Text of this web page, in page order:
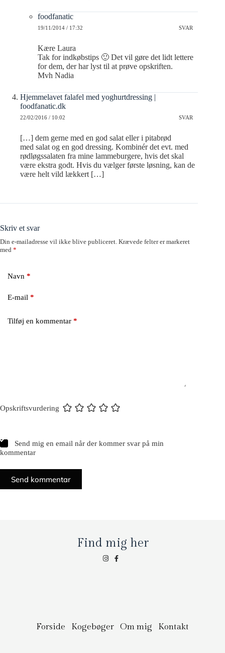
foodfanatic
19/11/2014 / 17:32 SVAR
Kære Laura
Tak for indkøbstips 🙂 Det vil gøre det lidt lettere
for dem, der har lyst til at prøve opskriften.
Mvh Nadia
Hjemmelavet falafel med yoghurtdressing |
foodfanatic.dk
22/02/2016 / 10:02 SVAR
[…] dem gerne med en god salat eller i pitabrød
med salat og en god dressing. Kombinér det evt. med
rødløgssalaten fra mine lammeburgere, hvis det skal
være ekstra godt. Hvis du vælger første løsning, kan de
være helt vild lækkert […]
Skriv et svar
Din e-mailadresse vil ikke blive publiceret. Krævede felter er markeret
med *
Navn *
E-mail *
Tilføj en kommentar *
Opskriftsvurdering
Send mig en email når der kommer svar på min
kommentar
Send kommentar
Find mig her
Forside Kogebøger Om mig Kontakt